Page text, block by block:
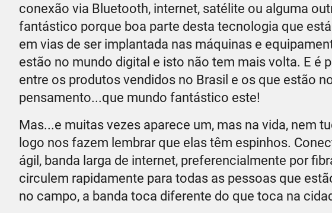
conexão via Bluetooth, internet, satélite ou alguma
fantástico porque boa parte desta tecnologia que
em vias de ser implantada nas máquinas e
estão no mundo digital e isto não tem mais volta. E é
entre os produtos vendidos no Brasil e os que estão
pensamento...que mundo fantástico este!
Mas...e muitas vezes aparece um, mas na vida, nem
logo nos fazem lembrar que elas têm espinhos.
ágil, banda larga de internet, preferencialmente por
circulem rapidamente para todas as pessoas que
no campo, a banda toca diferente do que toca na